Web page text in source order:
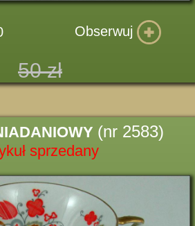
Obserwuj
50 zł
(nr 2583)
sprzedany